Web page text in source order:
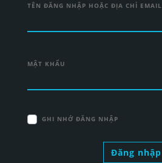
TÊN ĐĂNG NHẬP HOẶC ĐỊA CHỈ EMAIL
MẬT KHẨU
GHI NHỚ ĐĂNG NHẬP
Đăng nhập